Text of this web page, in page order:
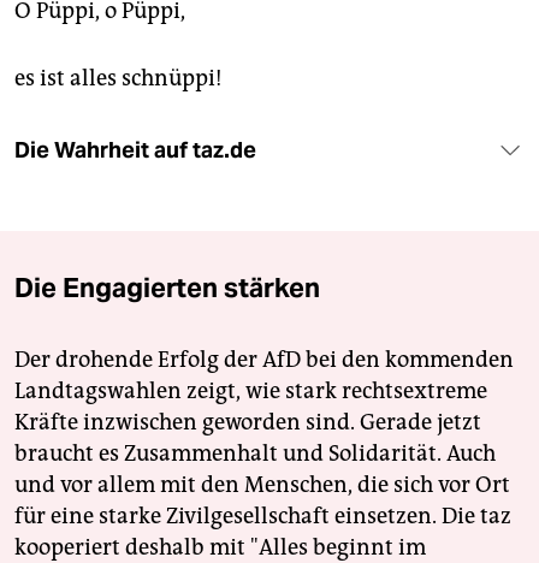
O Püppi, o Püppi,
es ist alles schnüppi!
Die Wahrheit auf taz.de
Die Engagierten stärken
Der drohende Erfolg der AfD bei den kommenden
Landtagswahlen zeigt, wie stark rechtsextreme
Kräfte inzwischen geworden sind. Gerade jetzt
braucht es Zusammenhalt und Solidarität. Auch
und vor allem mit den Menschen, die sich vor Ort
für eine starke Zivilgesellschaft einsetzen. Die taz
kooperiert deshalb mit "Alles beginnt im